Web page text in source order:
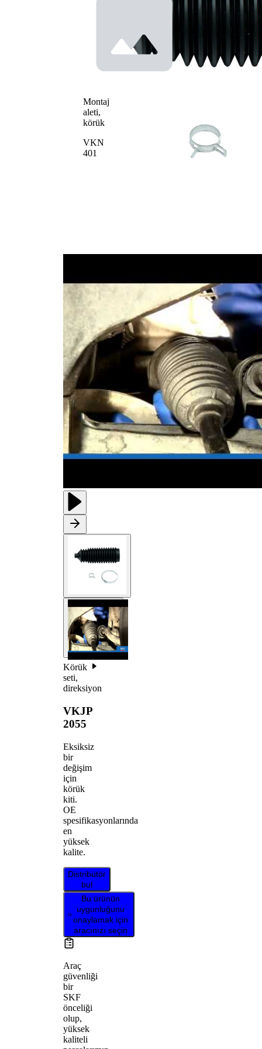
Körük
seti,
direksiyon
VKJP
2055
Eksiksiz
bir
değişim
için
körük
kiti.
OE
spesifikasyonlarında
en
yüksek
kalite.
Distribütör
bul
Bu ürünün
uygunluğunu
onaylamak için
aracınızı seçin
Araç
güvenliği
bir
SKF
önceliği
olup,
yüksek
kaliteli
Montaj
aleti,
körük
VKN
401